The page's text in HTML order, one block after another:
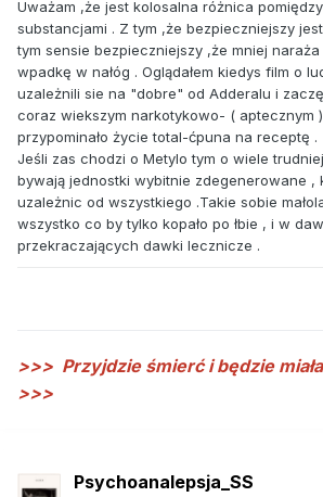
Uważam ,że jest kolosalna różnica
substancjami . Z tym ,że bezpieczniejszy
tym sensie bezpieczniejszy ,że mniej naraża
wpadkę w nałóg . Oglądałem kiedys film o
uzależnili sie na "dobre" od Adderalu i
coraz wiekszym narkotykowo- ( aptecznym
przypominało życie total-ćpuna na receptę .
Jeśli zas chodzi o Metylo tym o wiele
bywają jednostki wybitnie zdegenerowane ,
uzależnic od wszystkiego .Takie sobie
wszystko co by tylko kopało po łbie , i w
przekraczających dawki lecznicze .
>>> Przyjdzie śmierć i będzie
>>>
Psychoanalepsja_SS